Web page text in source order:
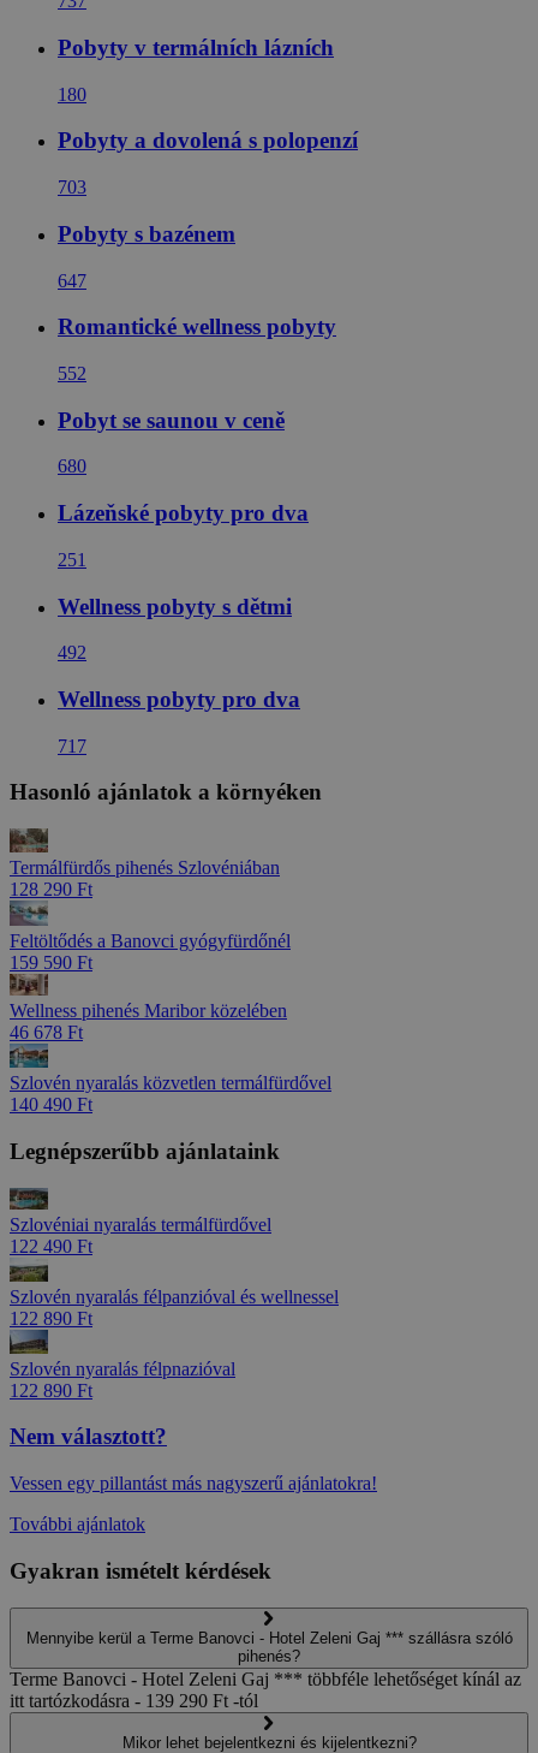
Pobyty v termálních lázních
180
Pobyty a dovolená s polopenzí
703
Pobyty s bazénem
647
Romantické wellness pobyty
552
Pobyt se saunou v ceně
680
Lázeňské pobyty pro dva
251
Wellness pobyty s dětmi
492
Wellness pobyty pro dva
717
Hasonló ajánlatok a környéken
Termálfürdős pihenés Szlovéniában
128 290 Ft
Feltöltődés a Banovci gyógyfürdőnél
159 590 Ft
Wellness pihenés Maribor közelében
46 678 Ft
Szlovén nyaralás közvetlen termálfürdővel
140 490 Ft
Legnépszerűbb ajánlataink
Szlovéniai nyaralás termálfürdővel
122 490 Ft
Szlovén nyaralás félpanzióval és wellnessel
122 890 Ft
Szlovén nyaralás félpnazióval
122 890 Ft
Nem választott?
Vessen egy pillantást más nagyszerű ajánlatokra!
További ajánlatok
Gyakran ismételt kérdések
Mennyibe kerül a Terme Banovci - Hotel Zeleni Gaj *** szállásra szóló
pihenés?
Terme Banovci - Hotel Zeleni Gaj *** többféle lehetőséget kínál az
itt tartózkodásra - 139 290 Ft -tól
Mikor lehet bejelentkezni és kijelentkezni?